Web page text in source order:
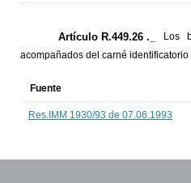
Artículo R.449.26 ._
Los
acompañados del carné
Fuente
Res.IMM 1930/93 de 07.06.1993